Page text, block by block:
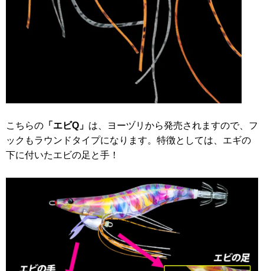
こちらの 「エビQ」 は、ヨーヅリから発売されますので、フ
ックもラウンドタイプになります。特徴としては、エギの
下に付いたエビの足と手！